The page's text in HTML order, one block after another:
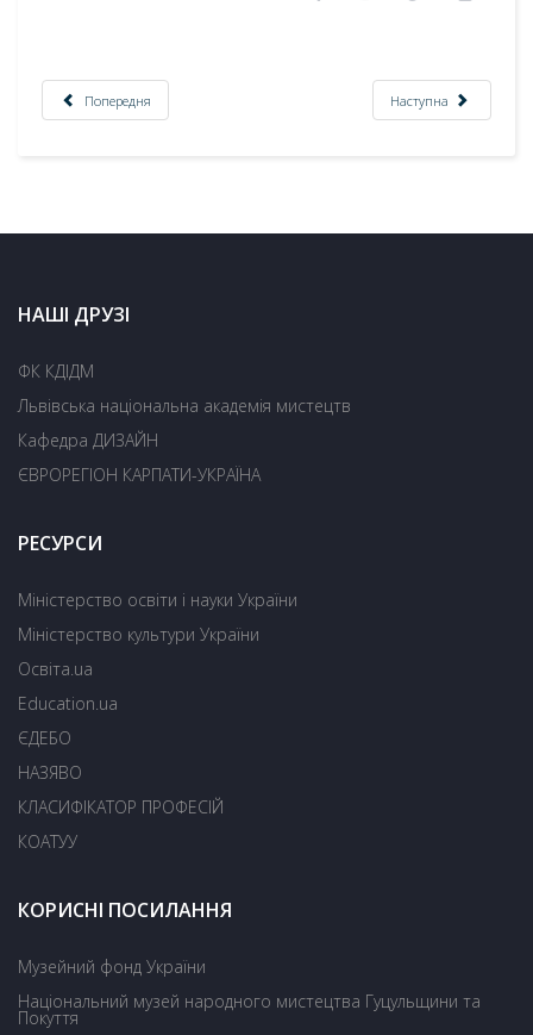
Попередня Наступна
НАШІ ДРУЗІ
ФК КДІДМ
Львівська національна академія мистецтв
Кафедра ДИЗАЙН
ЄВРОРЕГІОН КАРПАТИ-УКРАЇНА
РЕСУРСИ
Міністерство освіти і науки України
Міністерство культури України
Освіта.ua
Education.ua
ЄДЕБО
НАЗЯВО
КЛАСИФІКАТОР ПРОФЕСІЙ
КОАТУУ
КОРИСНІ ПОСИЛАННЯ
Музейний фонд України
Національний музей народного мистецтва Гуцульщини та
Покуття